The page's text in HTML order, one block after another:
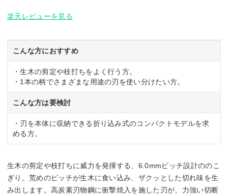
楽天レビューを見る
こんな方におすすめ
・生木の剪定や枝打ちをよく行う方。
・1本の柄でさまざまな用途の刃を使い分けたい方。
こんな方は要検討
・刃を本体に収納できる折り込み式のコンパクトモデルを求
める方。
生木の剪定や枝打ちに威力を発揮する、6.0mmピッチ設計ののこ
ぎり。荒めのピッチが生木に食い込み、ザクッとした切れ味を生
み出します。高炭素刃物鋼に衝撃焼入を施した刃が、力強い切断